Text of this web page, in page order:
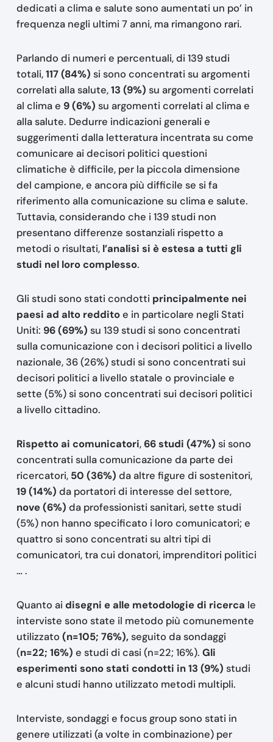
dedicati a clima e salute sono aumentati un po’ in
frequenza negli ultimi 7 anni, ma rimangono rari.
Parlando di numeri e percentuali, di 139 studi
totali,117 (84%) si sono concentrati su argomenti
correlati alla salute,13 (9%) su argomenti correlati
al clima e 9 (6%) su argomenti correlati al clima e
alla salute. Dedurre indicazioni generali e
suggerimenti dalla letteratura incentrata su come
comunicare ai decisori politici questioni
climatiche è difficile, per la piccola dimensione
del campione, e ancora più difficile se si fa
riferimento alla comunicazione su clima e salute.
Tuttavia, considerando che i 139 studi non
presentano differenze sostanziali rispetto a
metodi o risultati, l’analisi si è estesa a tutti gli
studi nel loro complesso.
Gli studi sono stati condotti principalmente nei
paesi ad alto redditoe in particolare negli Stati
Uniti: 96 (69%) su 139 studi si sono concentrati
sulla comunicazione con i decisori politici a livello
nazionale, 36 (26%) studi si sono concentrati sui
decisori politici a livello statale o provinciale e
sette (5%) si sono concentrati sui decisori politici
a livello cittadino.
Rispetto ai comunicatori,66 studi (47%) si sono
concentrati sulla comunicazione da parte dei
ricercatori, 50 (36%) da altre figure di sostenitori,
19 (14%) da portatori di interesse del settore,
nove (6%) da professionisti sanitari, sette studi
(5%) non hanno specificato i loro comunicatori; e
quattro si sono concentrati su altri tipi di
comunicatori, tra cui donatori, imprenditori politici
… .
Quanto ai disegni e alle metodologie di ricerca le
interviste sono state il metodo più comunemente
utilizzato (n=105; 76%),seguito da sondaggi
(n=22; 16%) e studi di casi (n=22; 16%). Gli
esperimenti sono stati condotti in 13 (9%) studi
e alcuni studi hanno utilizzato metodi multipli.
Interviste, sondaggi e focus group sono stati in
genere utilizzati (a volte in combinazione) per